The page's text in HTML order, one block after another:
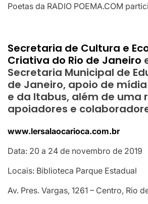
Poetas da RADIO POEMA.COM
Secretaria de Cultura e
Criativa do Rio de Janeiro
Secretaria Municipal de
de Janeiro, apoio de mídia
e da Itabus, além de uma
apoiadores e
www.lersalaocarioca.com.br
Data: 20 a 24 de novembro de 2019
Locais: Biblioteca Parque Estadual
Av. Pres. Vargas, 1261 – Centro, Rio